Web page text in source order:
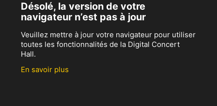
Désolé, la version de votre
navigateur n’est pas à jour
Veuillez mettre à jour votre navigateur pour utiliser
toutes les fonctionnalités de la Digital Concert
Hall.
En savoir plus